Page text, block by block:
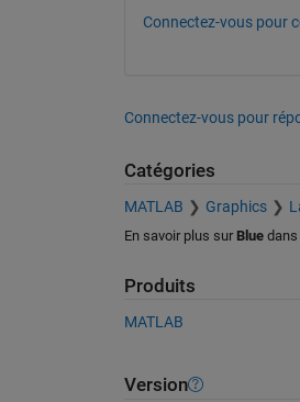
Connectez-vous pour
Connectez-vous pour
Catégories
MATLAB Graphics
En savoir plus sur Bluedans
Produits
MATLAB
Version